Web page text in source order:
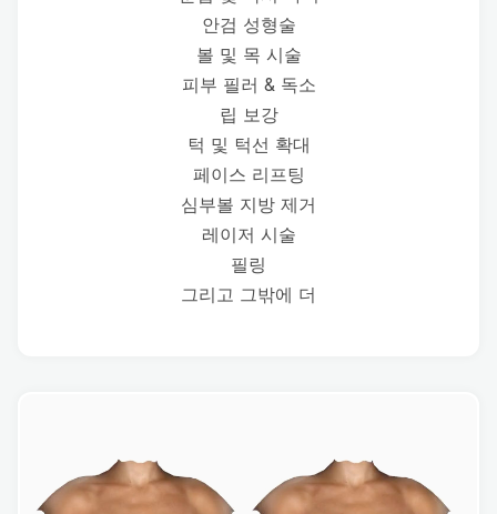
안검 성형술
볼 및 목 시술
피부 필러 & 독소
립 보강
턱 및 턱선 확대
페이스 리프팅
심부볼 지방 제거
레이저 시술
필링
그리고 그밖에 더